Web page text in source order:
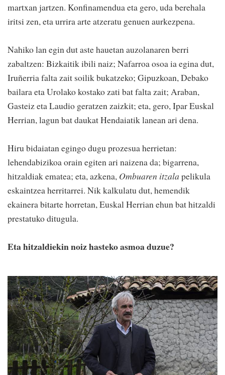
martxan jartzen. Konfinamendua eta gero, uda berehala
iritsi zen, eta urrira arte atzeratu genuen aurkezpena.
Nahiko lan egin dut aste hauetan auzolanaren berri
zabaltzen: Bizkaitik ibili naiz; Nafarroa osoa ia egina dut,
Iruñerria falta zait soilik bukatzeko; Gipuzkoan, Debako
bailara eta Urolako kostako zati bat falta zait; Araban,
Gasteiz eta Laudio geratzen zaizkit; eta, gero, Ipar Euskal
Herrian, lagun bat daukat Hendaiatik lanean ari dena.
Hiru bidaiatan egingo dugu prozesua herrietan:
lehendabizikoa orain egiten ari naizena da; bigarrena,
hitzaldiak ematea; eta, azkena, Ombuaren itzala pelikula
eskaintzea herritarrei. Nik kalkulatu dut, hemendik
ekainera bitarte horretan, Euskal Herrian ehun bat hitzaldi
prestatuko ditugula.
Eta hitzaldiekin noiz hasteko asmoa duzue?